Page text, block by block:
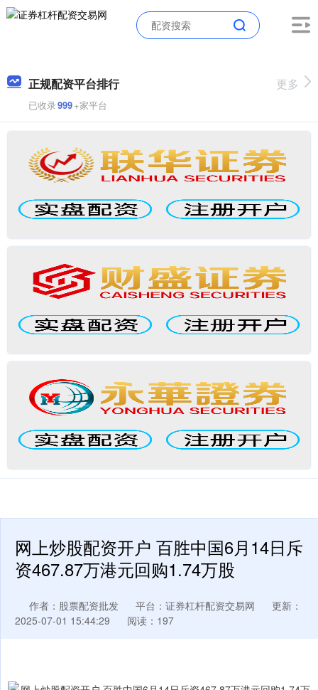
正规配资平台排行
已收录999+家平台
更多
网上炒股配资开户 百胜中国6月14日斥
资467.87万港元回购1.74万股
作者：股票配资批发 平台：证券杠杆配资交易网
更新：
2025-07-01 15:44:29
阅读：197